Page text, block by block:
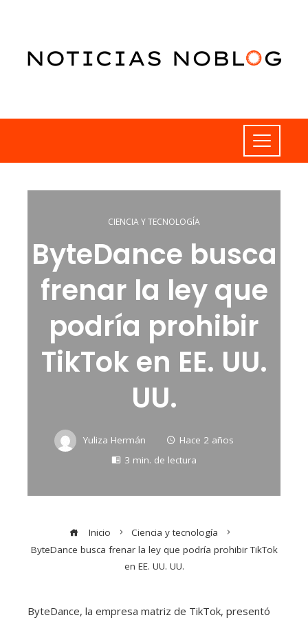
CIENCIA Y TECNOLOGÍA
ByteDance busca
frenar la ley que
podría prohibir
TikTok en EE. UU.
UU.
Yuliza Hermán
Hace 2 años
3 min. de lectura
Inicio
Ciencia y tecnología
ByteDance busca frenar la ley que podría prohibir TikTok
en EE. UU. UU.
ByteDance, la empresa matriz de TikTok, presentó